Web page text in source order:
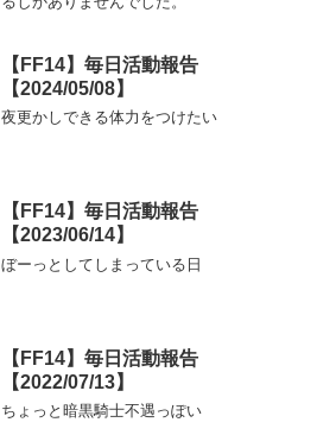
【FF14】毎日活動報告
【2024/05/08】
夜更かしできる体力をつけたい
【FF14】毎日活動報告
【2023/06/14】
ぼーっとしてしまっている日
【FF14】毎日活動報告
【2022/07/13】
ちょっと暗黒騎士不遇っぽい